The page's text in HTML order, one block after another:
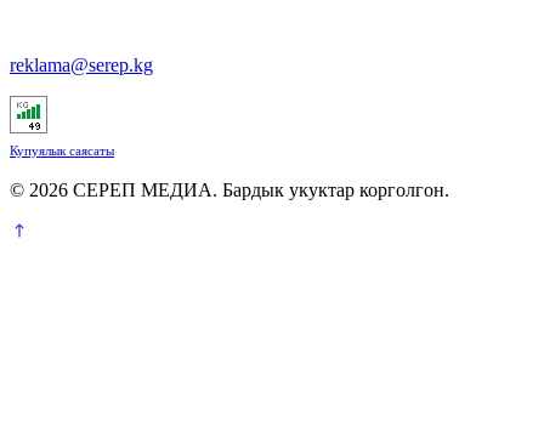
reklama@serep.kg
Купуялык саясаты
© 2026 СЕРЕП МЕДИА. Бардык укуктар корголгон.